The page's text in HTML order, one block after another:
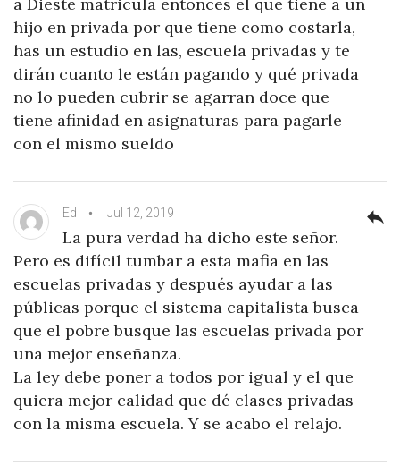
hijo en privada por que tiene como costarla,
has un estudio en las, escuela privadas y te
dirán cuanto le están pagando y qué privada
no lo pueden cubrir se agarran doce que
tiene afinidad en asignaturas para pagarle
con el mismo sueldo
Ed Jul 12, 2019
La pura verdad ha dicho este señor.
Pero es difícil tumbar a esta mafia en las
escuelas privadas y después ayudar a las
públicas porque el sistema capitalista busca
que el pobre busque las escuelas privada por
una mejor enseñanza.
La ley debe poner a todos por igual y el que
quiera mejor calidad que dé clases privadas
con la misma escuela. Y se acabo el relajo.
reply